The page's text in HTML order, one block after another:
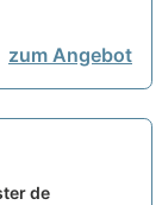
zum Angebot
de